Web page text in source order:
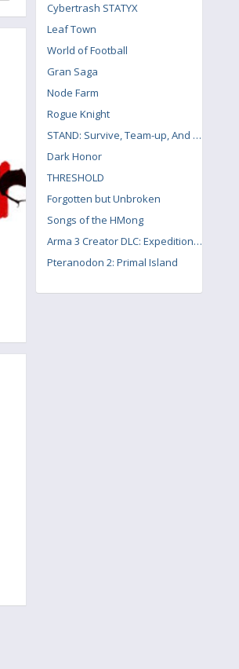
Cybertrash STATYX
Leaf Town
World of Football
Gran Saga
Node Farm
Rogue Knight
STAND: Survive, Team-up, And Never Die
Dark Honor
THRESHOLD
Forgotten but Unbroken
Songs of the HMong
Arma 3 Creator DLC: Expeditionary Forces
Pteranodon 2: Primal Island